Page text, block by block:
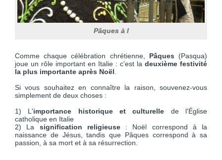
Pâques à l
Comme chaque célébration chrétienne, Pâques (Pasqua)
joue un rôle important en Italie : c'est la deuxième festivité
la plus importante après Noël
Si vous souhaitez en connaître la raison, souvenez-vous
simplement de deux choses :
1) L'importance historique et culturelle de l'Église
catholique en Italie
2) La signification religieuse: Noël correspond à la
naissance de Jésus, tandis que Pâques correspond à sa
passion, à sa mort et à sa résurrection.